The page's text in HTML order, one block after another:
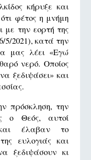
κήρυξε και
φέτος η μνήμη
με την εορτή της
5/2021), κατά την
μας λέει «Εγώ
νερό. Οποίος
ξεδιψάσει» και
πρόσκληση, την
ο Θεός, αυτοί
έλαβαν το
ευλογιάς και
ξεδιψάσουν κι